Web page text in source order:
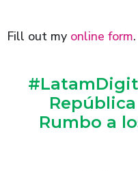
Fill out my online form.
Rumbo a